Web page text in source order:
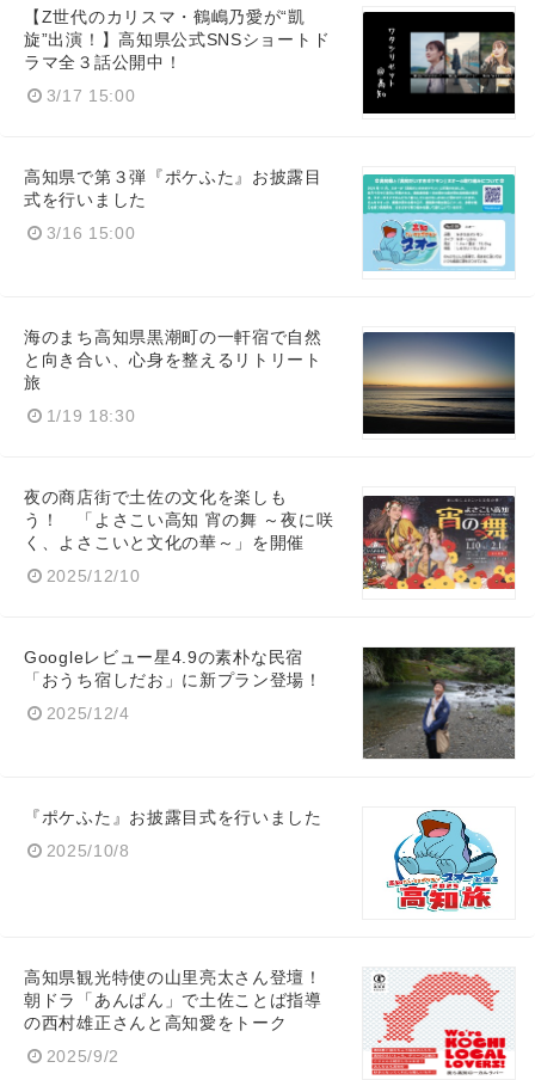
【Z世代のカリスマ・鶴嶋乃愛が“凱
旋”出演！】高知県公式SNSショートド
ラマ全３話公開中！
3/17 15:00
高知県で第３弾『ポケふた』お披露目
式を行いました
3/16 15:00
海のまち高知県黒潮町の一軒宿で自然
と向き合い、心身を整えるリトリート
旅
1/19 18:30
夜の商店街で土佐の文化を楽しも
う！ 「よさこい高知 宵の舞 ～夜に咲
く、よさこいと文化の華～」を開催
2025/12/10
Googleレビュー星4.9の素朴な民宿
「おうち宿しだお」に新プラン登場！
2025/12/4
『ポケふた』お披露目式を行いました
2025/10/8
高知県観光特使の山里亮太さん登壇！
朝ドラ「あんぱん」で土佐ことば指導
の西村雄正さんと高知愛をトーク
2025/9/2